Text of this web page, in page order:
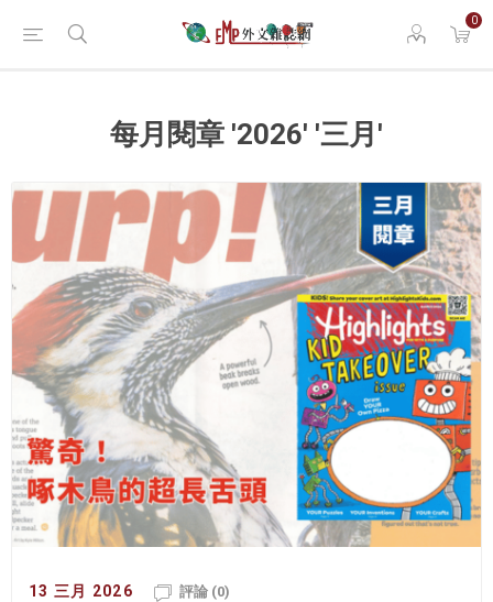
0
每月閱章 '2026' '三月'
13 三月 2026 評論 (0)